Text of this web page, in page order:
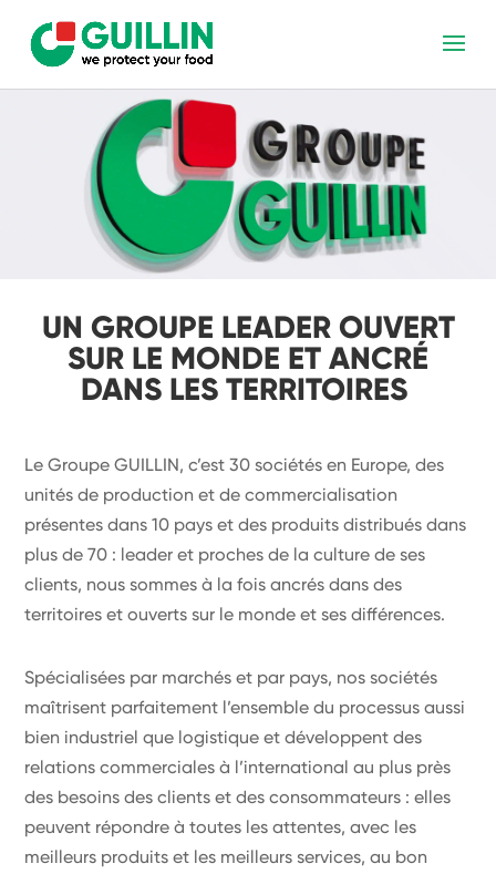
UN GROUPE LEADER OUVERT
SUR LE MONDE ET ANCRÉ
DANS LES TERRITOIRES
Le Groupe GUILLIN, c’est 30 sociétés en Europe, des
unités de production et de commercialisation
présentes dans 10 pays et des produits distribués dans
plus de 70 : leader et proches de la culture de ses
clients, nous sommes à la fois ancrés dans des
territoires et ouverts sur le monde et ses différences.
Spécialisées par marchés et par pays, nos sociétés
maîtrisent parfaitement l’ensemble du processus aussi
bien industriel que logistique et développent des
relations commerciales à l’international au plus près
des besoins des clients et des consommateurs : elles
peuvent répondre à toutes les attentes, avec les
meilleurs produits et les meilleurs services, au bon